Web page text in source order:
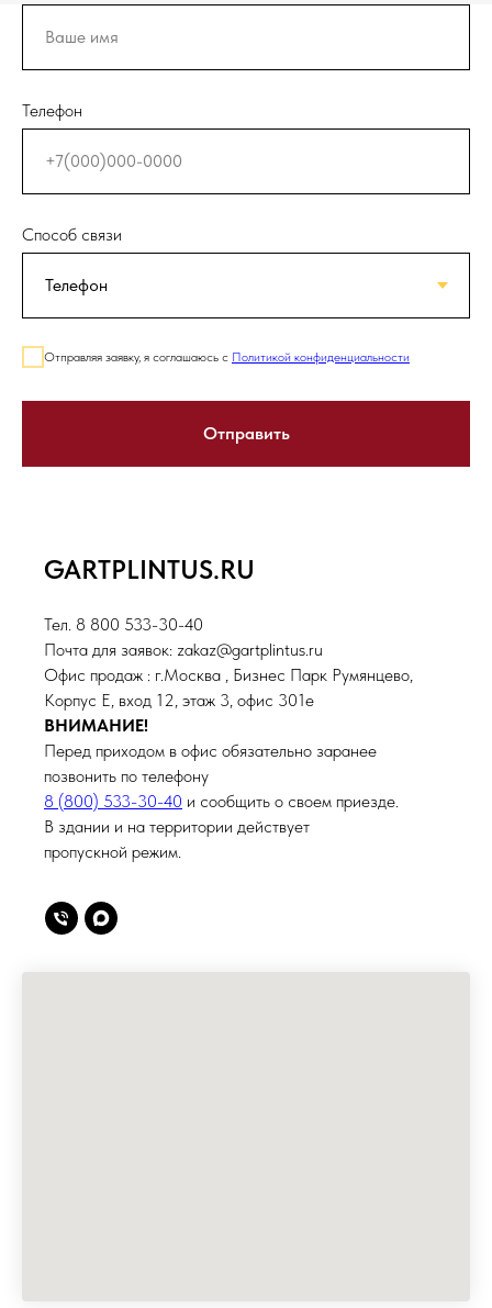
Телефон
Способ связи
Отправляя заявку, я соглашаюсь с Политикой конфиденциальности
Отправить
GARTPLINTUS.RU
Тел. 8 800 533-30-40
Почта для заявок: zakaz@gartplintus.ru
Офис продаж : г.Москва , Бизнес Парк Румянцево,
Корпус Е, вход 12, этаж 3, офис 301е
ВНИМАНИЕ!
Перед приходом в офис обязательно заранее
позвонить по телефону
8 (800) 533-30-40 и сообщить о своем приезде.
В здании и на территории действует
пропускной режим.